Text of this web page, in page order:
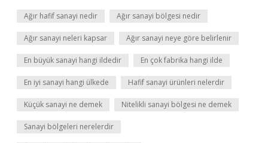
Ağır hafif sanayi nedir Ağır sanayi bölgesi nedir
Ağır sanayi neleri kapsar Ağır sanayi neye göre belirlenir
En büyük sanayi hangi ildedir En çok fabrika hangi ilde
En iyi sanayi hangi ülkede Hafif sanayi ürünleri nelerdir
Küçük sanayi ne demek Nitelikli sanayi bölgesi ne demek
Sanayi bölgeleri nerelerdir